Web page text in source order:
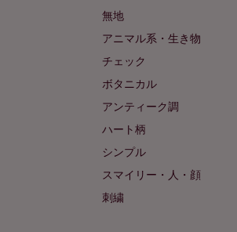
無地
アニマル系・生き物
チェック
ボタニカル
アンティーク調
ハート柄
シンプル
スマイリー・人・顔
刺繍